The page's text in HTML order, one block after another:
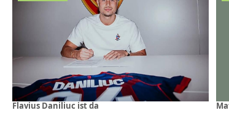
Flavius Daniliuc ist da